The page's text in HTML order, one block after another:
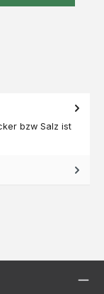
bzw Salz ist